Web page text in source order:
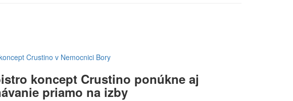
Crustino v Nemocnici Bory
koncept Crustino ponúkne aj
priamo na izby